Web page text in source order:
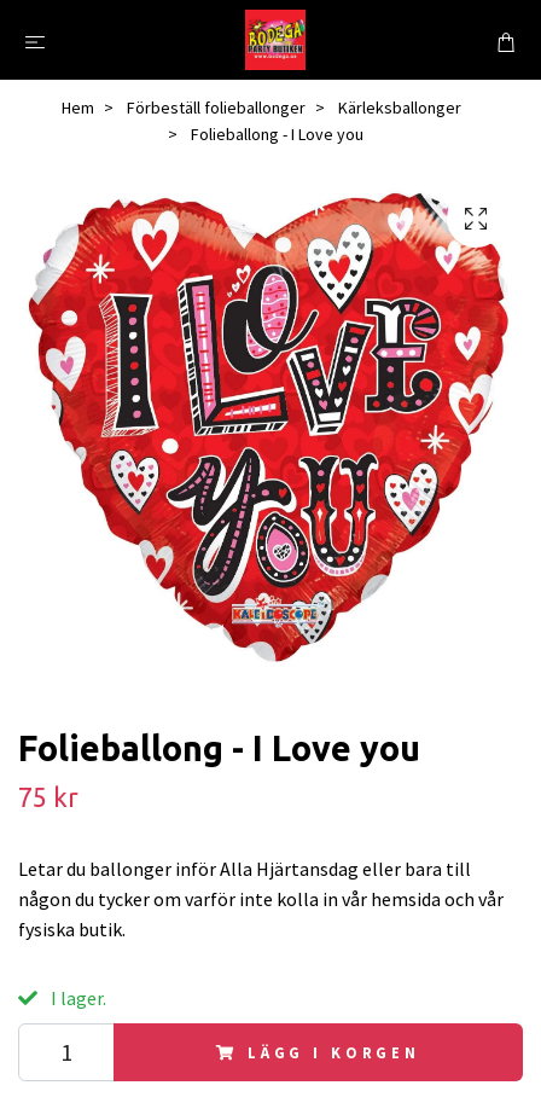
Hem Förbeställ folieballonger
Kärleksballonger
Folieballong - I Love you
Folieballong - I Love you
75 kr
Letar du ballonger inför Alla Hjärtansdag eller bara till
någon du tycker om varför inte kolla in vår hemsida och vår
fysiska butik.
I lager.
LÄGG I KORGEN